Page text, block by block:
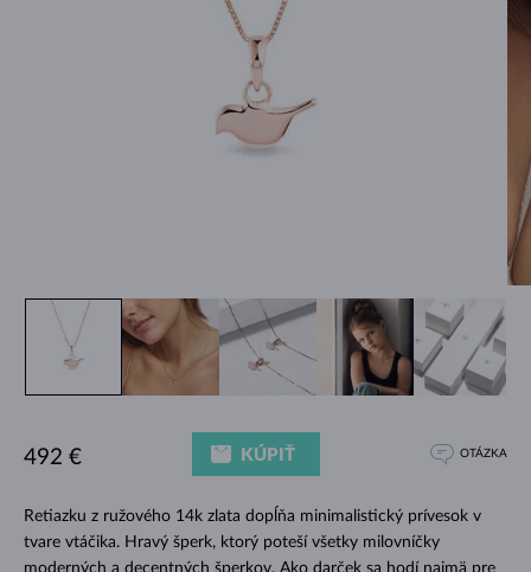
Retiazku z ružového 14k zlata dopĺňa minimalistický prívesok v
tvare vtáčika. Hravý šperk, ktorý poteší všetky milovníčky
moderných a decentných šperkov. Ako darček sa hodí najmä pre
492 € KÚPIŤ OTÁZKA